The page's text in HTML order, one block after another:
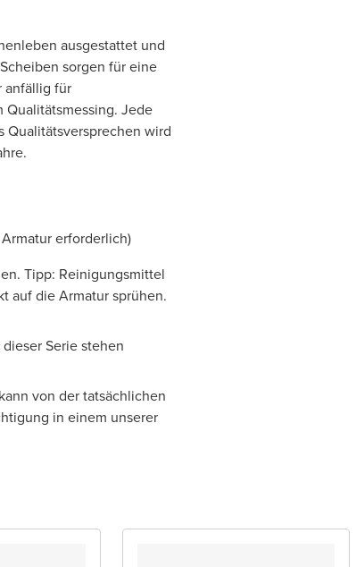
ausgestattet und
sorgen für eine
anfällig für
Qualitätsmessing. Jede
Qualitätsversprechen wird
erforderlich)
Tipp: Reinigungsmittel
auf die Armatur sprühen.
Serie stehen
von der tatsächlichen
in einem unserer